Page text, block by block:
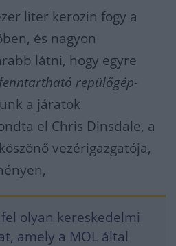
liter kerozin fogy a
és nagyon
látni, hogy egyre
fenntartható repülőgép-
a járatok
el Chris Dinsdale, a
vezérigazgatója,
olyan kereskedelmi
amely a MOL által